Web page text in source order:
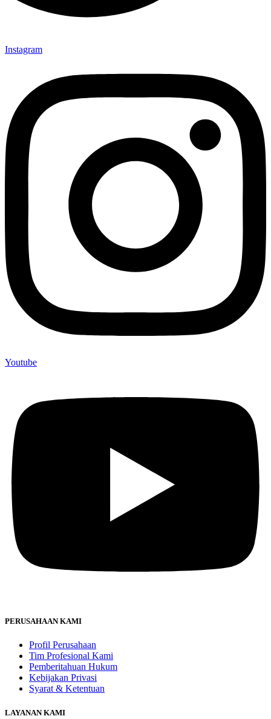
Instagram
Youtube
PERUSAHAAN KAMI
Profil Perusahaan
Tim Profesional Kami
Pemberitahuan Hukum
Kebijakan Privasi
Syarat & Ketentuan
LAYANAN KAMI